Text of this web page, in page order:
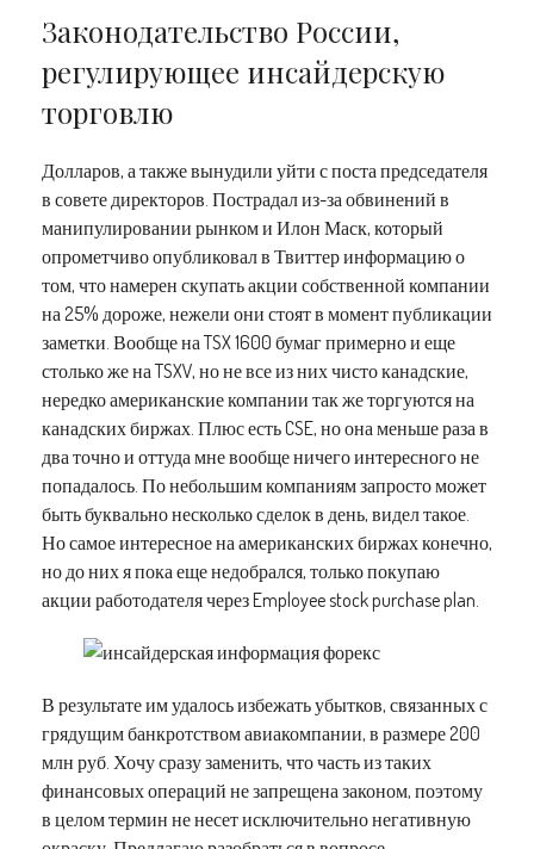
Законодательство России,
регулирующее инсайдерскую
торговлю
Долларов, а также вынудили уйти с поста председателя
в совете директоров. Пострадал из-за обвинений в
манипулировании рынком и Илон Маск, который
опрометчиво опубликовал в Твиттер информацию о
том, что намерен скупать акции собственной компании
на 25% дороже, нежели они стоят в момент публикации
заметки. Вообще на TSX 1600 бумаг примерно и еще
столько же на TSXV, но не все из них чисто канадские,
нередко американские компании так же торгуются на
канадских биржах. Плюс есть CSE, но она меньше раза в
два точно и оттуда мне вообще ничего интересного не
попадалось. По небольшим компаниям запросто может
быть буквально несколько сделок в день, видел такое.
Но самое интересное на американских биржах конечно,
но до них я пока еще недобрался, только покупаю
акции работодателя через Employee stock purchase plan.
В результате им удалось избежать убытков, связанных с
грядущим банкротством авиакомпании, в размере 200
млн руб. Хочу сразу заменить, что часть из таких
финансовых операций не запрещена законом, поэтому
в целом термин не несет исключительно негативную